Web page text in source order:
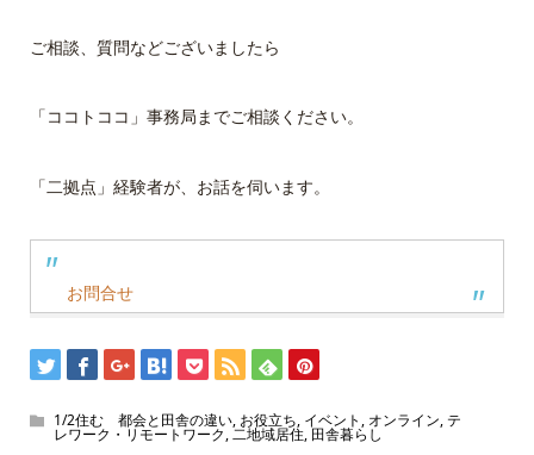
ご相談、質問などございましたら
「ココトココ」事務局までご相談ください。
「二拠点」経験者が、お話を伺います。
お問合せ
1/2住む 都会と田舎の違い, お役立ち, イベント , オンライン,テ
レワーク・リモートワーク,二地域居住,田舎暮らし